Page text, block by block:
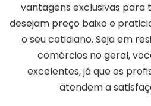
vantagens exclusivas para
desejam preço baixo e
o seu cotidiano. Seja em
comércios no geral,
excelentes, já que os
atendem a